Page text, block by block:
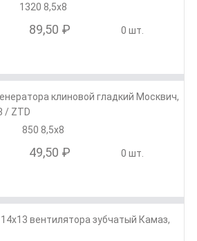
1320 8,5х8
89,50 ₽ 0 шт.
клиновой гладкий Москвич,
/ ZTD
850 8,5х8
49,50 ₽ 0 шт.
вентилятора зубчатый Камаз,